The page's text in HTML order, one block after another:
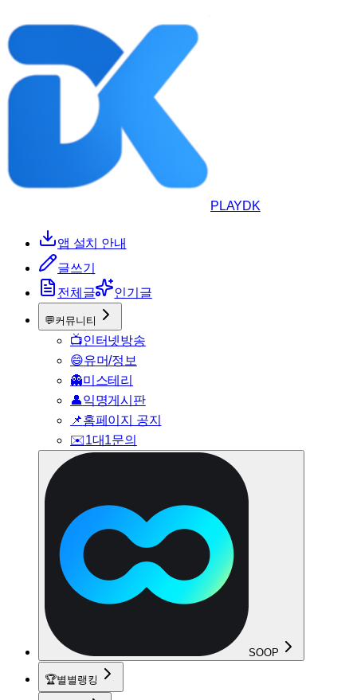
PLAYDK
앱 설치 안내
글쓰기
전체글
인기글
💬커뮤니티
📺인터넷방송
😄유머/정보
👻미스테리
👤익명게시판
📌홈페이지 공지
✉️1대1문의
SOOP
🏆별별랭킹